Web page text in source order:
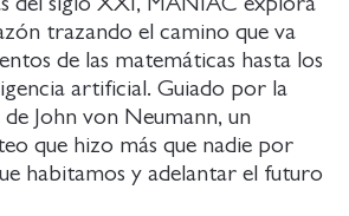
trazando el camino que va
de las matemáticas hasta los
artificial. Guiado por la
John von Neumann, un
que hizo más que nadie por
habitamos y adelantar el futuro
este libro Benjamín Labatut se